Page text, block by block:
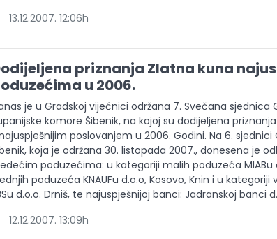
13.12.2007. 12:06h
priznanja Zlatna kuna
u 2006.
je u Gradskoj vijećnici održana 7. Svečana sjednica
komore Šibenik, na kojoj su dodijeljena
poslovanjem u 2006. Godini. Na 6. sjednici
koja je održana 30. listopada 2007., donesena je
poduzećima: u kategoriji malih poduzeća MIABu
poduzeća KNAUFu d.o.o, Kosovo, Knin i u kategoriji
d.o.o. Drniš, te najuspješnijoj banci: Jadranskoj banci
12.12.2007. 13:09h